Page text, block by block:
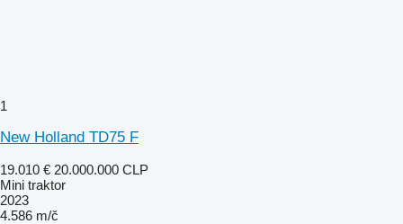
1
New Holland TD75 F
19.010 € 20.000.000 CLP
Mini traktor
2023
4.586 m/č